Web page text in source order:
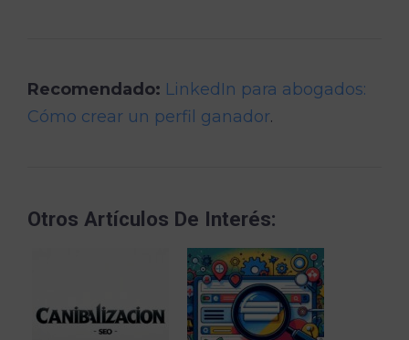
Recomendado: LinkedIn para abogados:
Cómo crear un perfil ganador.
Otros Artículos De Interés: